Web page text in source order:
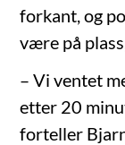
forkant, og
være på
– Vi ventet
etter 20
forteller